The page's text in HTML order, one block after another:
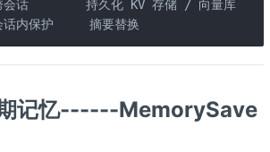
会话        持久化 KV 存储 / 向量库
话内保护     摘要替换
记忆------MemorySave